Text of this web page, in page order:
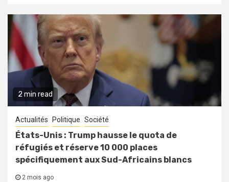
2 min read
Actualités Politique Société
États-Unis : Trump hausse le quota de
réfugiés et réserve 10 000 places
spécifiquement aux Sud-Africains blancs
2 mois ago